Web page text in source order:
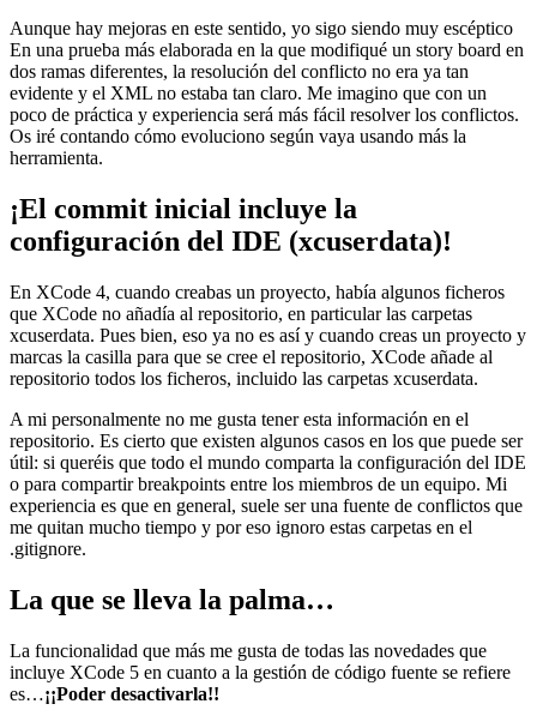
Aunque hay mejoras en este sentido, yo sigo siendo muy escéptico
En una prueba más elaborada en la que modifiqué un story board en
dos ramas diferentes, la resolución del conflicto no era ya tan
evidente y el XML no estaba tan claro. Me imagino que con un
poco de práctica y experiencia será más fácil resolver los conflictos.
Os iré contando cómo evoluciono según vaya usando más la
herramienta.
¡El commit inicial incluye la
configuración del IDE (xcuserdata)!
En XCode 4, cuando creabas un proyecto, había algunos ficheros
que XCode no añadía al repositorio, en particular las carpetas
xcuserdata. Pues bien, eso ya no es así y cuando creas un proyecto y
marcas la casilla para que se cree el repositorio, XCode añade al
repositorio todos los ficheros, incluido las carpetas xcuserdata.
A mi personalmente no me gusta tener esta información en el
repositorio. Es cierto que existen algunos casos en los que puede ser
útil: si queréis que todo el mundo comparta la configuración del IDE
o para compartir breakpoints entre los miembros de un equipo. Mi
experiencia es que en general, suele ser una fuente de conflictos que
me quitan mucho tiempo y por eso ignoro estas carpetas en el
.gitignore.
La que se lleva la palma…
La funcionalidad que más me gusta de todas las novedades que
incluye XCode 5 en cuanto a la gestión de código fuente se refiere
es…¡¡Poder desactivarla!!